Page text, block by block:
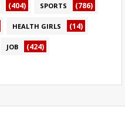
(404) SPORTS (786)
HEALTH GIRLS (14)
JOB (424)